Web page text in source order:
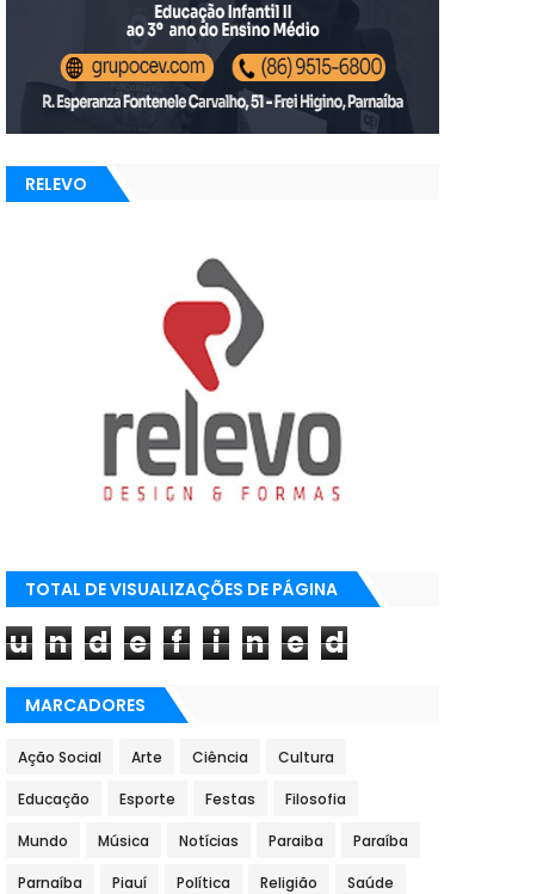
RELEVO
TOTAL DE VISUALIZAÇÕES DE PÁGINA
u n d e f i n e d
MARCADORES
Ação Social Arte Ciência Cultura
Educação Esporte Festas Filosofia
Mundo Música Notícias Paraiba Paraíba
Parnaíba Piauí Política Religião Saúde